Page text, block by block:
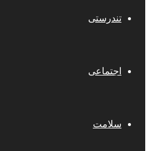
تندرستی
اجتماعی
سلامت